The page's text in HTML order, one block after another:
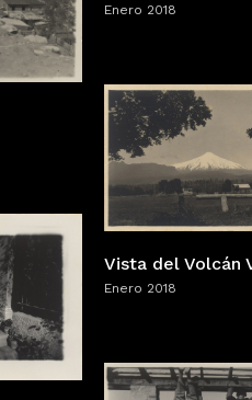
Enero 2018
Vista del Volcán
Enero 2018